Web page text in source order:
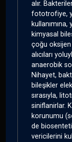
alır.
fototrofiye,
kimyasal
çoğu
alıcıları
anaerobik
Nihayet,
bileşikler
sırasıyla,
siniflanirlar.
korunumu
de
vericilerini